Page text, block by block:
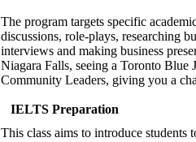
The program targets specific
discussions, role-plays, researching
interviews and making business
Niagara Falls, seeing a Toronto Blue
Community Leaders, giving you a
IELTS Preparation
This class aims to introduce